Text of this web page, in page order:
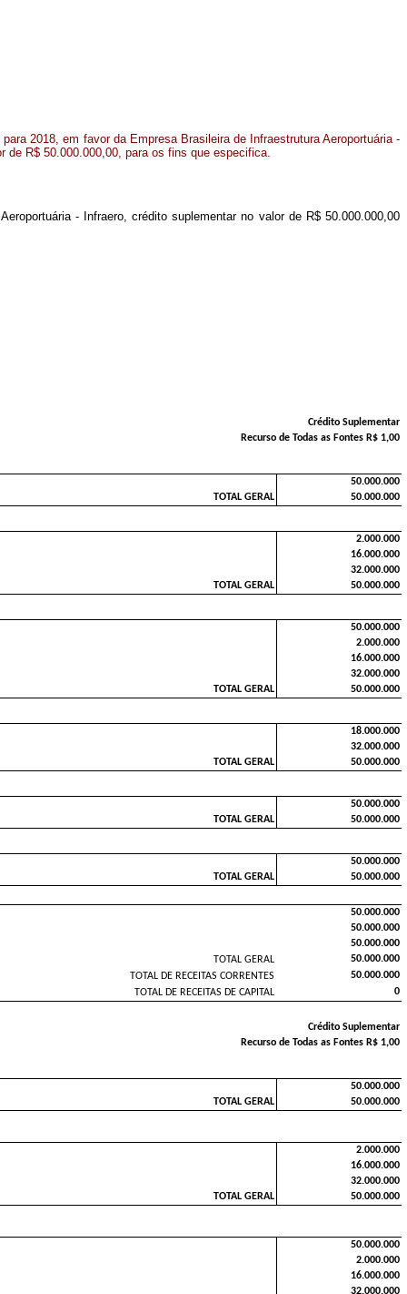
2018, em favor da Empresa Brasileira de Infraestrutura Aeroportuária -
de R$ 50.000.000,00, para os fins que especifica.
- Infraero, crédito suplementar no valor de R$ 50.000.000,00
Crédito Suplementar
Recurso de Todas as Fontes R$ 1,00
50.000.000
TOTAL GERAL
50.000.000
2.000.000
16.000.000
32.000.000
TOTAL GERAL
50.000.000
50.000.000
2.000.000
16.000.000
32.000.000
TOTAL GERAL
50.000.000
18.000.000
32.000.000
TOTAL GERAL
50.000.000
50.000.000
TOTAL GERAL
50.000.000
50.000.000
TOTAL GERAL
50.000.000
50.000.000
50.000.000
50.000.000
TOTAL GERAL
50.000.000
TOTAL DE RECEITAS CORRENTES
50.000.000
TOTAL DE RECEITAS DE CAPITAL
0
Crédito Suplementar
Recurso de Todas as Fontes R$ 1,00
50.000.000
TOTAL GERAL
50.000.000
2.000.000
16.000.000
32.000.000
TOTAL GERAL
50.000.000
50.000.000
2.000.000
16.000.000
32.000.000